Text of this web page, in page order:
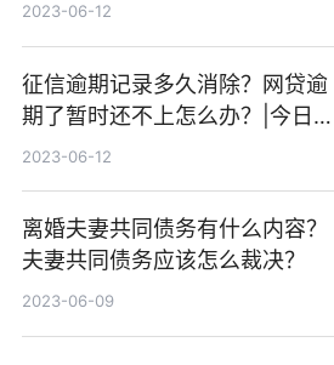
2023-06-12
征信逾期记录多久消除？网贷逾
期了暂时还不上怎么办？|今日快
看
2023-06-12
离婚夫妻共同债务有什么内容？
夫妻共同债务应该怎么裁决？
2023-06-09